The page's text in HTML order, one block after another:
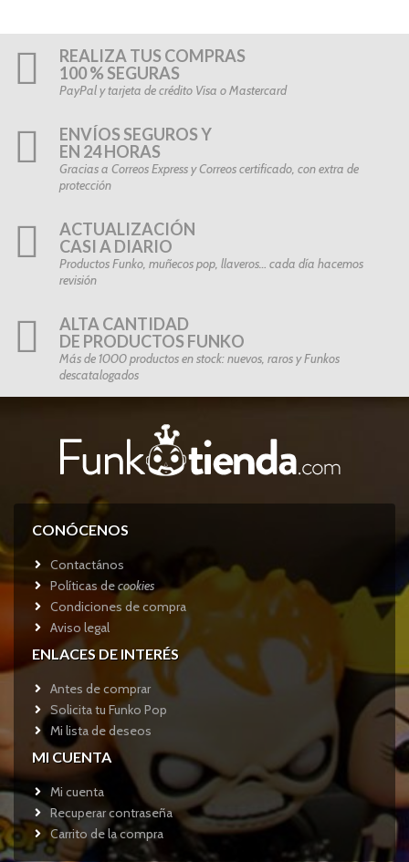
REALIZA TUS COMPRAS
100 % SEGURAS
PayPal y tarjeta de crédito Visa o Mastercard
ENVÍOS SEGUROS Y
EN 24 HORAS
Gracias a Correos Express y Correos certificado, con extra de
protección
ACTUALIZACIÓN
CASI A DIARIO
Productos Funko, muñecos pop, llaveros… cada día hacemos
revisión
ALTA CANTIDAD
DE PRODUCTOS FUNKO
Más de 1000 productos en stock: nuevos, raros y Funkos
descatalogados
CONÓCENOS
Contactános
Políticas decookies
Condiciones de compra
Aviso legal
ENLACES DE INTERÉS
Antes de comprar
Solicita tu Funko Pop
Mi lista de deseos
MI CUENTA
Mi cuenta
Recuperar contraseña
Carrito de la compra